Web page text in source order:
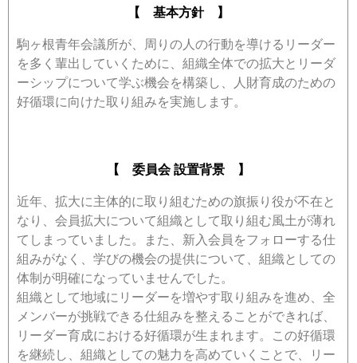
【 基本方針 】
駒ヶ根青年会議所が、周りの人の行動を導けるリーダー
を多く輩出していくために、組織全体での拡大とリーダ
ーシップについて学ぶ機会を構築し、人財育成のための
好循環に向けた取り組みを実施します。
【 委員会 設置背景 】
近年、拡大に主体的に取り組むための旗振り役が不在と
なり、会員拡大について組織として取り組む風土が薄れ
てしまっていました。また、新入会員をフォローする仕
組みがなく、学びの機会の提供について、組織としての
体制が明確になっていませんでした。
組織として地域にリーダーを増やす取り組みを進め、全
メンバーが挑戦できる仕組みを整えることができれば、
リーダー育成における好循環が生まれます。この好循環
を継続し、組織としての魅力を高めていくことで、リー